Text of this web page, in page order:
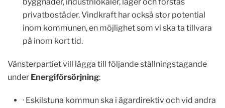
privatbostäder. Vindkraft har också stor potential
inom kommunen, en möjlighet som vi ska ta tillvara
på inom kort tid.
Vänsterpartiet vill lägga till följande ställningstagande
under Energiförsörjning:
· Eskilstuna kommun ska i ägardirektiv och vid andra